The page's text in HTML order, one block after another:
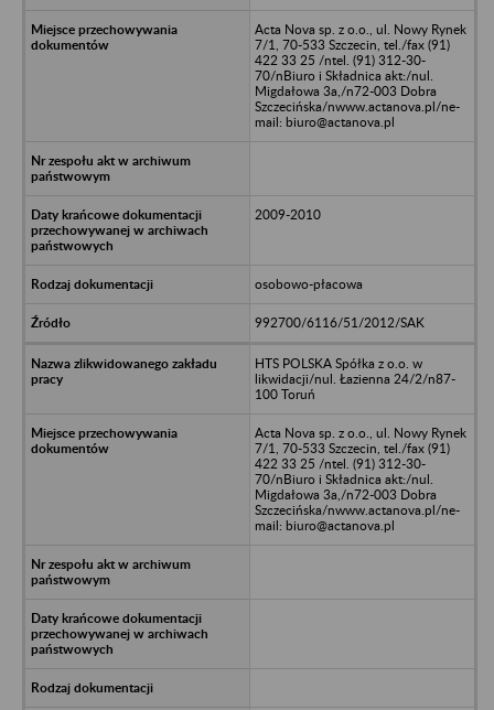
Acta Nova sp. z o.o., ul. Nowy Rynek
7/1, 70-533 Szczecin, tel./fax (91)
422 33 25 /ntel. (91) 312-30-
70/nBiuro i Składnica akt:/nul.
Migdałowa 3a,/n72-003 Dobra
Szczecińska/nwww.actanova.pl/ne-
mail: biuro@actanova.pl
2009-2010
osobowo-płacowa
992700/6116/51/2012/SAK
HTS POLSKA Spółka z o.o. w
likwidacji/nul. Łazienna 24/2/n87-
100 Toruń
Acta Nova sp. z o.o., ul. Nowy Rynek
7/1, 70-533 Szczecin, tel./fax (91)
422 33 25 /ntel. (91) 312-30-
70/nBiuro i Składnica akt:/nul.
Migdałowa 3a,/n72-003 Dobra
Szczecińska/nwww.actanova.pl/ne-
mail: biuro@actanova.pl